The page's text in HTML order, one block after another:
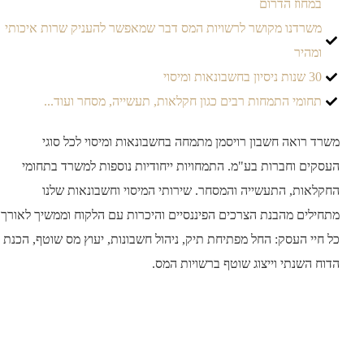
במחוז הדרום
משרדנו מקושר לרשויות המס דבר שמאפשר להעניק שרות איכותי
תחומי התמחות רבים כגון חקלאות, תעשייה, מסחר ועוד...
רואה חשבון רויסמן מתמחה בחשבונאות ומיסוי לכל סוגי
וחברות בע"מ. התמחויות ייחודיות נוספות למשרד בתחומי
התעשייה והמסחר. שירותי המיסוי וחשבונאות שלנו
מהבנת הצרכים הפיננסיים והיכרות עם הלקוח וממשיך לאורך
חיי העסק: החל מפתיחת תיק, ניהול חשבונות, יעוץ מס שוטף, הכנת
השנתי וייצוג שוטף ברשויות המס.